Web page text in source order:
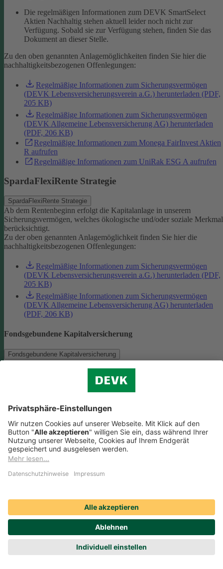
Die regelmäßigen Informationen zum DEVK SmartSelect
Aktien Nachhaltig stehen aktuell leider noch nicht zur
Verfügung. Sobald sie zur Verfügung stehen, finden Sie das
Dokument an dieser Stelle.
Zu den oben genannten Anlagemöglichkeiten finden Sie hier die
nachhaltigkeitsbezogenen Offenlegungen:
Regelmäßige Informationen zum Sicherungsvermögen
(DEVK Lebensversicherungsverein a.G.) herunterladen (PDF,
205 KB)
Regelmäßige Informationen zum Sicherungsvermögen
(DEVK Allgemeine Lebensversicherung AG) herunterladen
(PDF, 206 KB)
Regelmäßige Informationen zum Monega FairInvest Aktien
R aufrufen
Regelmäßige Informationen zum UniRak ESG A aufrufen
SpardaFlexiRente Strategie
SpardaFlexiRente Strategie
Ab dem Rentenbeginn erfolgt die Kapitalanlage in unserem
Sicherungsvermögen, welches ökologische und/oder soziale
berücksichtigt.
Zu der oben genannten Anlagemöglichkeit finden Sie hier die
nachhaltigkeitsbezogenen Offenlegungen:
Regelmäßige Informationen zum Sicherungsvermögen
(DEVK Lebensversicherungsverein a.G.) herunterladen (PDF,
205 KB)
Regelmäßige Informationen zum Sicherungsvermögen
(DEVK Allgemeine Lebensversicherung AG) herunterladen
(PDF, 206 KB)
Fondsgebundene Kapitalversicherung
Fondsgebundene Kapitalversicherung
Als Anlagemöglichkeit mit ökologischen und/oder sozialen
Zu der oben genannten Anlagemöglichkeit finden Sie hier die
nachhaltigkeitsbezogenen Offenlegungen:
Regelmäßige Informationen zum Monega FairInvest Aktien
R aufrufen
Weitere Rentenversicherungen (nicht fondsgebunden)
ökologische und/oder soziale Merkmale berücksichtigt.Zu der oben
genannten Anlagemöglichkeit finden Sie hier die
nachhaltigkeitsbezogenen Offenlegungen:
Regelmäßige Informationen zum Sicherungsvermögen
(DEVK Lebensversicherungsverein a.G.) herunterladen (PDF,
205 KB)